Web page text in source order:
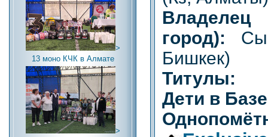
>
13 моно КЧК в Алмате
>
город):
Бишкек)
Титулы:
Дети в